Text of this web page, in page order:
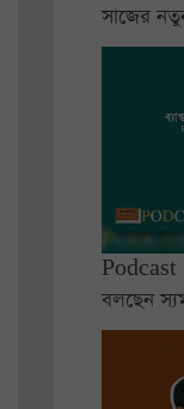
সাজের
Podcast :
বলছেন